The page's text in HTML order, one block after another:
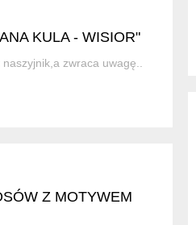
KULA - WISIOR"
zwraca uwagę..
Z MOTYWEM